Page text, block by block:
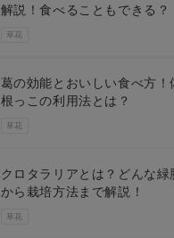
草花
解説！食べることもできる？
草花
葛の効能とおいしい食べ方！
根っこの利用法とは？
草花
クロタラリアとは？どんな
から栽培方法まで解説！